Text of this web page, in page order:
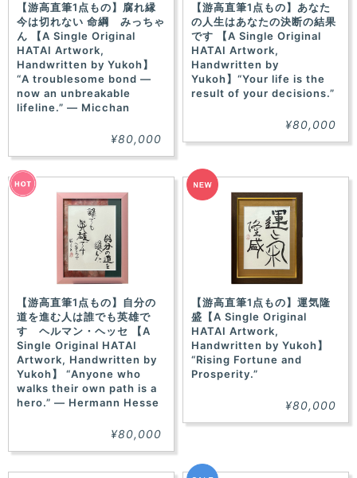
【游高直筆1点もの】腐れ縁
今は切れない 命綱 みっちゃ
ん 【A Single Original
HATAI Artwork,
Handwritten by Yukoh】
“A troublesome bond —
now an unbreakable
lifeline.” — Micchan
¥80,000
【游高直筆1点もの】あなた
の人生はあなたの決断の結果
です 【A Single Original
HATAI Artwork,
Handwritten by
Yukoh】“Your life is the
result of your decisions.”
¥80,000
【游高直筆1点もの】自分の
道を進む人は誰でも英雄で
す ヘルマン・ヘッセ 【A
Single Original HATAI
Artwork, Handwritten by
Yukoh】 “Anyone who
walks their own path is a
hero.” — Hermann Hesse
¥80,000
【游高直筆1点もの】運気隆
盛【A Single Original
HATAI Artwork,
Handwritten by Yukoh】
“Rising Fortune and
Prosperity.”
¥80,000